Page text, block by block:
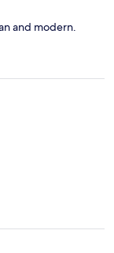
and modern.